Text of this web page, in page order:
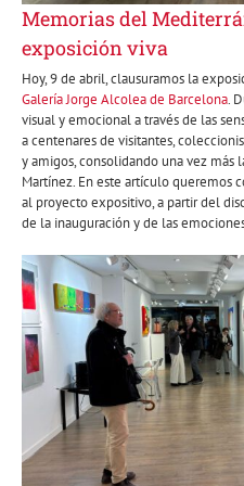
Memorias del
exposición viva
Hoy, 9 de abril, clausuramos la
Galería Jorge Alcolea de Barcelona.
visual y emocional a través de las
a centenares de visitantes,
y amigos, consolidando una vez más
Martínez. En este artículo queremos
al proyecto expositivo, a partir del
de la inauguración y de las